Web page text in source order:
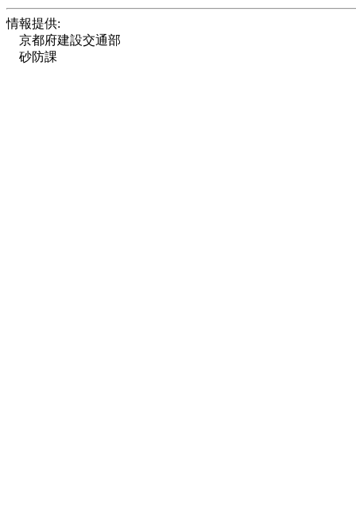
情報提供:
京都府建設交通部
砂防課